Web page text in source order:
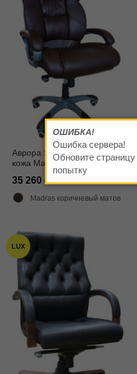
Аврора Silver натуральная
кожа Мадрас Mokka
35 260
Madras коричневый матовый
LUX
ОШИБКА!
Ошибка сервера!
Обновите страницу
попытку